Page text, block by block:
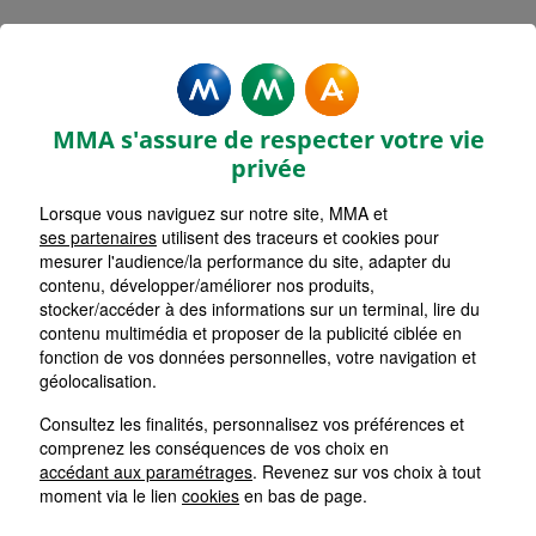
ROUTE DE LYON
Accueil
Assurance Provence-Alpes-Côte d'Azur
Assurance Avignon (84000)
MMA s'assure de respecter votre vie
privée
Lorsque vous naviguez sur notre site, MMA et
ses partenaires utilisent des traceurs et cookies pour
mesurer l'audience/la performance du site, adapter du
contenu, développer/améliorer nos produits,
stocker/accéder à des informations sur un terminal, lire du
contenu multimédia et proposer de la publicité ciblée en
fonction de vos données personnelles, votre navigation et
géolocalisation.
Consultez les finalités, personnalisez vos préférences et
comprenez les conséquences de vos choix en
accédant aux paramétrages. Revenez sur vos choix à tout
moment via le lien cookies en bas de page.